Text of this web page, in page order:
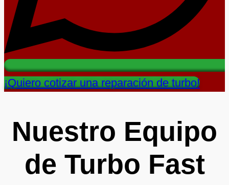
¡Quiero cotizar una reparación de turbo!
Nuestro Equipo
de Turbo Fast